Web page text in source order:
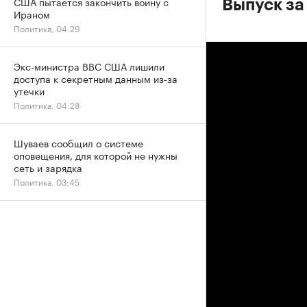
Выпуск
Ираном
Политика, 04:29
Экс-министра ВВС США лишили
доступа к секретным данным из-за
утечки
Политика, 04:28
Шуваев сообщил о системе
оповещения, для которой не нужны
сеть и зарядка
Политика, 03:45